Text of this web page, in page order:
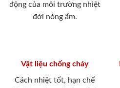
động của môi trường nhiệt
đới nóng ẩm.
Vật liệu chống cháy
Cách nhiệt tốt, hạn chế